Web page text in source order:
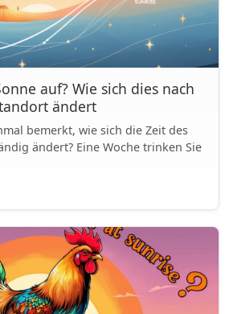
auf? Wie sich dies nach
ändert
bemerkt, wie sich die Zeit des
ändert? Eine Woche trinken Sie